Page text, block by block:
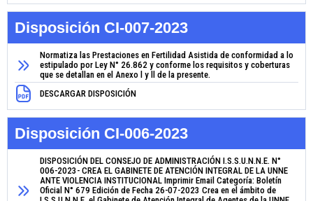
Disposición CI-007-2023
Normatiza las Prestaciones en Fertilidad Asistida de conformidad a lo
estipulado por Ley N° 26.862 y conforme los requisitos y coberturas
que se detallan en el Anexo l y ll de la presente.
DESCARGAR DISPOSICIÓN
Disposición CI-006-2023
DISPOSICIÓN DEL CONSEJO DE ADMINISTRACIÓN I.S.S.U.N.N.E. N°
006-2023- CREA EL GABINETE DE ATENCIÓN INTEGRAL DE LA UNNE
ANTE VIOLENCIA INSTITUCIONAL Imprimir Email Categoría: Boletín
Oficial N° 679 Edición de Fecha 26-07-2023 Crea en el ámbito de